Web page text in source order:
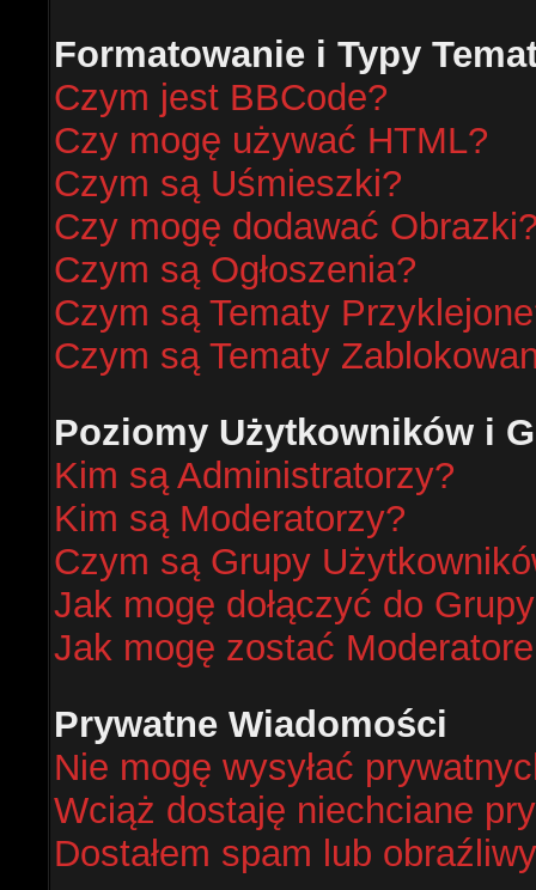
Formatowanie i Typy
Czym jest BBCode?
Czy mogę używać HTML?
Czym są Uśmieszki?
Czy mogę dodawać
Czym są Ogłoszenia?
Czym są Tematy
Czym są Tematy
Poziomy Użytkowników i
Kim są Administratorzy?
Kim są Moderatorzy?
Czym są Grupy
Jak mogę dołączyć do
Jak mogę zostać
Prywatne Wiadomości
Nie mogę wysyłać
Wciąż dostaję niechciane
Dostałem spam lub